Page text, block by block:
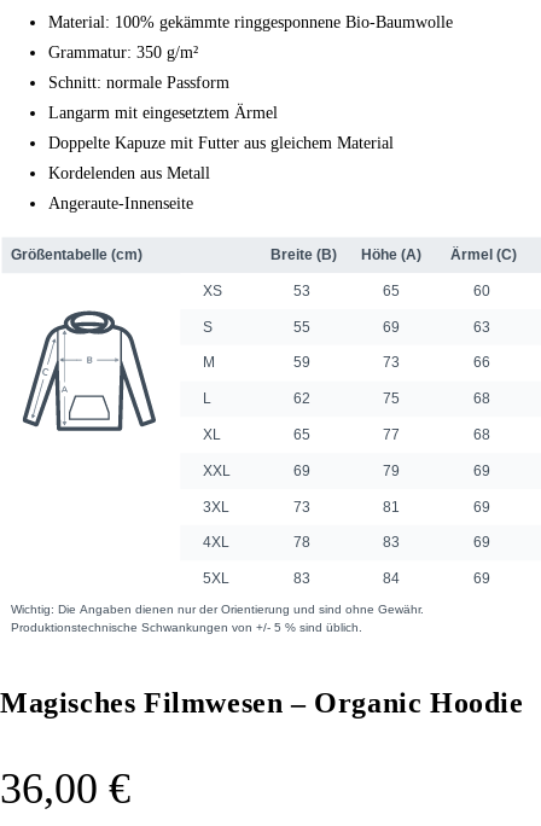
Material: 100% gekämmte ringgesponnene Bio-Baumwolle
Grammatur: 350 g/m²
Schnitt: normale Passform
Langarm mit eingesetztem Ärmel
Doppelte Kapuze mit Futter aus gleichem Material
Kordelenden aus Metall
Angeraute-Innenseite
Magisches Filmwesen – Organic Hoodie
36,00 €